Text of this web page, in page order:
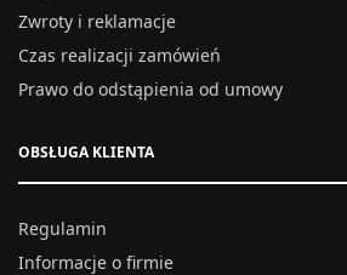
Zwroty i reklamacje
Czas realizacji zamówień
Prawo do odstąpienia od umowy
OBSŁUGA KLIENTA
Regulamin
Informacje o firmie